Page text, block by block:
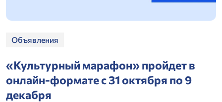
Объявления
«Культурный марафон» пройдет в
онлайн-формате с 31 октября по 9
декабря